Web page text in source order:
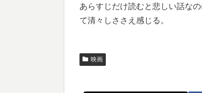
あらすじだけ読むと悲しい話な
て清々しささえ感じる。
映画